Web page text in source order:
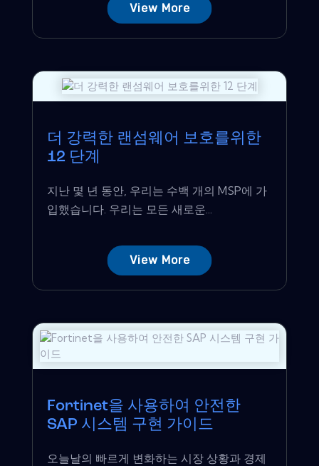
View More
더 강력한 랜섬웨어 보호를위한
12 단계
지난 몇 년 동안, 우리는 수백 개의 MSP에 가
입했습니다. 우리는 모든 새로운...
View More
Fortinet을 사용하여 안전한
SAP 시스템 구현 가이드
오늘날의 빠르게 변화하는 시장 상황과 경제